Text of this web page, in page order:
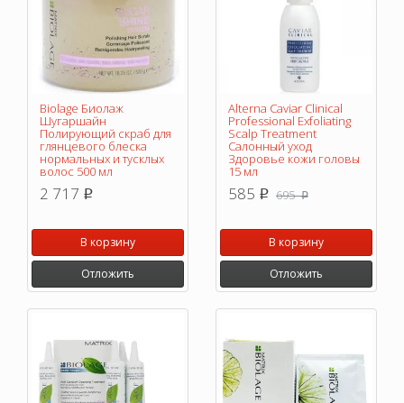
Biolage Биолаж
Шугаршайн
Полирующий скраб для
глянцевого блеска
нормальных и тусклых
волос 500 мл
2 717 p
В корзину
Отложить
Alterna Caviar Clinical
Professional Exfoliating
Scalp Treatment
Салонный уход
Здоровье кожи головы
15 мл
585 p 695 p
В корзину
Отложить